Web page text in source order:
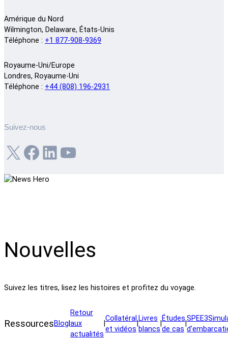
Amérique du Nord
Wilmington, Delaware, États-Unis
Téléphone : +1 877-908-9369
Royaume-Uni/Europe
Londres, Royaume-Uni
Téléphone : +44 (808) 196-2931
Suivez-nous
X Facebook LinkedIn YouTube
Nouvelles
Suivez les titres, lisez les histoires et profitez du voyage.
RessourcesBlog
Retour
aux
actualités
Collatéral
et vidéos
Livres
blancs
Études
de cas